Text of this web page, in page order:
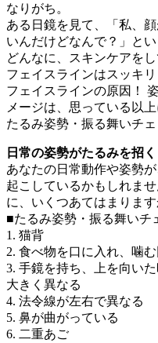
なりがち。
ある日鏡を見て、「私、
いんだけどなんで？」とい
どんなに、スキンケアを
フェイスラインはスッキ
フェイスラインの原因！
メージは、思っている以上
たるみ姿勢・振る舞いチェ
日常の姿勢がたるみを招く
あなたの日常動作や姿勢
起こしているかもしれま
に、いくつあてはまります
■たるみ姿勢・振る舞いチ
1. 猫背
2. 食べ物を口に入れ、噛
3. 手鏡を持ち、上を向い
大きく異なる
4. 法令線が左右で異なる
5. 鼻が曲がっている
6. 二重あご